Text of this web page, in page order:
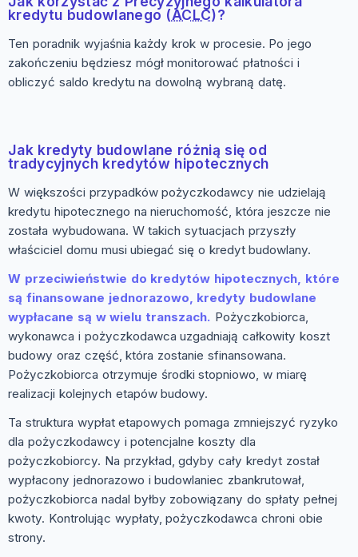
kredytu budowlanego (ACLC)?
Ten poradnik wyjaśnia każdy krok w procesie. Po jego
zakończeniu będziesz mógł monitorować płatności i
obliczyć saldo kredytu na dowolną wybraną datę.
Jak kredyty budowlane różnią się od
tradycyjnych kredytów hipotecznych
W większości przypadków pożyczkodawcy nie udzielają
kredytu hipotecznego na nieruchomość, która jeszcze nie
została wybudowana. W takich sytuacjach przyszły
właściciel domu musi ubiegać się o kredyt budowlany.
W przeciwieństwie do kredytów hipotecznych, które
są finansowane jednorazowo, kredyty budowlane
wypłacane są w wielu transzach. Pożyczkobiorca,
wykonawca i pożyczkodawca uzgadniają całkowity koszt
budowy oraz część, która zostanie sfinansowana.
Pożyczkobiorca otrzymuje środki stopniowo, w miarę
realizacji kolejnych etapów budowy.
Ta struktura wypłat etapowych pomaga zmniejszyć ryzyko
dla pożyczkodawcy i potencjalne koszty dla
pożyczkobiorcy. Na przykład, gdyby cały kredyt został
wypłacony jednorazowo i budowlaniec zbankrutował,
pożyczkobiorca nadal byłby zobowiązany do spłaty pełnej
kwoty. Kontrolując wypłaty, pożyczkodawca chroni obie
strony.